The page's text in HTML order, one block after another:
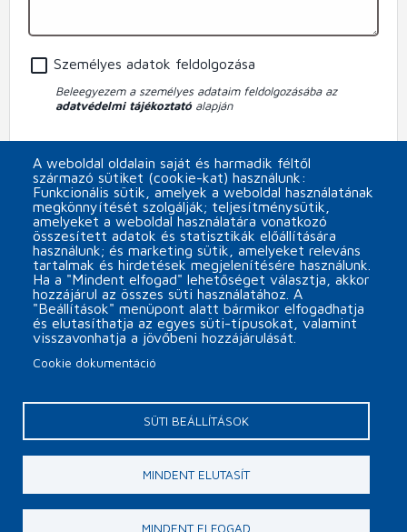
Személyes adatok feldolgozása
Beleegyezem a személyes adataim feldolgozásába az
adatvédelmi tájékoztatóalapján
CAPTCHA
A weboldal oldalain saját és harmadik féltől
származó sütiket (cookie-kat) használunk:
Funkcionális sütik, amelyek a weboldal használatának
megkönnyítését szolgálják; teljesítménysütik,
amelyeket a weboldal használatára vonatkozó
összesített adatok és statisztikák előállítására
használunk; és marketing sütik, amelyeket releváns
tartalmak és hirdetések megjelenítésére használunk.
Ha a "Mindent elfogad" lehetőséget választja, akkor
hozzájárul az összes süti használatához. A
"Beállítások" menüpont alatt bármikor elfogadhatja
és elutasíthatja az egyes süti-típusokat, valamint
visszavonhatja a jövőbeni hozzájárulását.
Cookie dokumentáció
SÜTI BEÁLLÍTÁSOK
MINDENT ELUTASÍT
MINDENT ELFOGAD
PätaCookie beállítások Kapcsolat
Copyright © 2026 MINOR Plus, s.r.o.
webdesign by
EGM